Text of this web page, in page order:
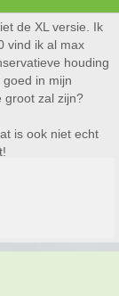
de XL versie. Ik
vind ik al max
houding
in mijn
groot zal zijn?
is ook niet echt